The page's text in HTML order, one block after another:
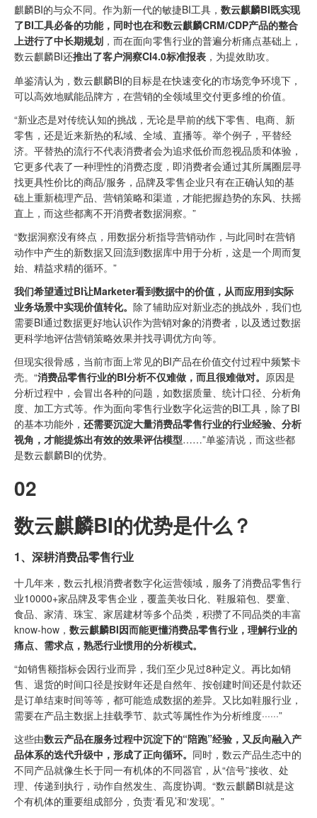
麒麟BI的与众不同。作为新一代的敏捷BI工具， 数云麒麟BI既实现
了BI工具必备的功能，同时也在和数云麒麟CRM/CDP产品的整合
上进行了中长期规划 ，而在面向零售行业的普遍分析痛点基础上，
数云麒麟BI还推出了客户洞察CI4.0标准报表 ，为提效助攻。
单鉴清认为，数云麒麟BI的目标是在快速变化的市场竞争环境下，
可以高效地赋能品牌方，在营销的全领域里交付更多维的价值。
“新业态是对传统认知的挑战，无论是早前的线下零售、电商、新
零售，还是近来新热的私域、全域、直播等。举个例子，平替经
济。平替热的流行不代表消费者会为追求低价而忽视品质和体验，
它更多代表了一种理性的消费态度，即消费者会通过其所属圈层寻
找更具性价比的商品/服务，品牌及零售企业只有在正确认知的基
础上重新梳理产品、营销策略和渠道，才能把握趋势的东风、扶摇
直上，而这些都离不开消费者数据洞察。”
“数据洞察没有终点，用数据分析指导营销动作，与此同时在营销
动作中产生的新数据又回流到数据库中用于分析，这是一个周而复
始、精益求精的循环。”
我们希望通过BI让Marketer看到数据中的价值，从而应用到实际
业务场景中实现价值转化。 除了辅助应对新业态的挑战外，我们也
需要BI通过数据更好地认识作为营销对象的消费者，以及透过数据
更科学地评估营销策略效果并找寻调优方向等。
但现实很骨感，当前市面上常见的BI产品在价值交付过程中频繁卡
壳。“消费品零售行业的BI分析不仅难做，而且很难做对。 原因是
分析过程中，会冒出各种的问题，如数据质量、统计口径、分析角
度、加工方式等。作为面向零售行业数字化运营的BI工具，除了BI
的基本功能外， 还需要沉淀大量消费品零售行业的行业经验、分析
视角，才能提炼出有效的效果评估模型……”单鉴清说，而这些都
是数云麒麟BI的优势。
02
数云麒麟BI的优势是什么？
1、深耕消费品零售行业
十几年来，数云扎根消费者数字化运营领域，服务了消费品零售行
业10000+家品牌及零售企业，覆盖美妆日化、鞋服箱包、婴童、
食品、家清、珠宝、家居建材等多个品类，积攒了不同品类的丰富
know-how， 数云麒麟BI因而能更懂消费品零售行业，理解行业的
痛点、需求点，熟悉行业惯用的分析模式。
“如销售额指标会因行业而异，我们至少见过8种定义。再比如销
售、退货的时间口径是按财年还是自然年、按创建时间还是付款还
是订单结束时间等等，都可能造成数据的差异。又比如鞋服行业，
需要在产品主数据上挂载季节、款式等属性作为分析维度······”
这些由数云产品在服务过程中沉淀下的“陪跑”经验，又反向融入产
品体系的迭代升级中，形成了正向循环。 同时，数云产品生态中的
不同产品就像生长于同一有机体的不同器官，从“信号”接收、处
理、传递到执行，动作自然发生、高度协调。“数云麒麟BI就是这
个有机体的重要组成部分，负责‘看见’和‘发现’。”